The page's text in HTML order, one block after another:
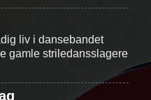
liv i dansebandet
gamle striledansslagere